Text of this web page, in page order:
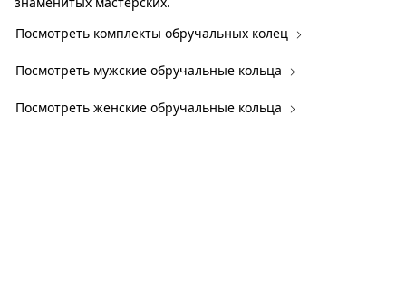
Посмотреть комплекты обручальных колец
Посмотреть мужские обручальные кольца
Посмотреть женские обручальные кольца